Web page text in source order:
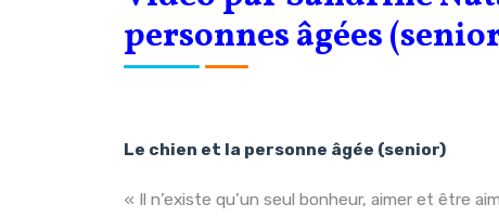
personnes âgées
Le chien et la personne âgée (senior)
« Il n’existe qu’un seul bonheur, aimer et être